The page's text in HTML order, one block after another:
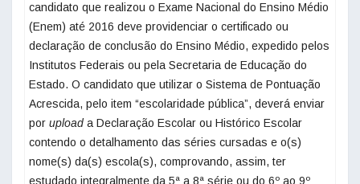
candidato que realizou o Exame Nacional do Ensino Médio
(Enem) até 2016 deve providenciar o certificado ou
declaração de conclusão do Ensino Médio, expedido pelos
Institutos Federais ou pela Secretaria de Educação do
Estado. O candidato que utilizar o Sistema de Pontuação
Acrescida, pelo item “escolaridade pública”, deverá enviar
por upload a Declaração Escolar ou Histórico Escolar
contendo o detalhamento das séries cursadas e o(s)
nome(s) da(s) escola(s), comprovando, assim, ter
estudado integralmente da 5ª a 8ª série ou do 6º ao 9º